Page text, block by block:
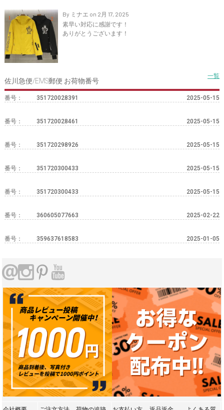
By ミナエ on 2月 17, 2025
素早い対応に感謝です！
ありがとうございます！
佐川急便/EMS郵便 お荷物番号
一覧
番号： 351720028391 2025-05-15
番号： 351720028461 2025-05-15
番号： 351720298926 2025-05-15
番号： 351720300433 2025-05-15
番号： 351720300433 2025-05-15
番号： 360605077663 2025-02-22
番号： 359637618583 2025-01-05